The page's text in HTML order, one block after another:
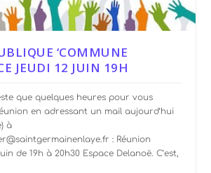
‘COMMUNE
JEUDI 12 JUIN 19H
que quelques heures pour vous
en adressant un mail aujourd’hui
à
: Réunion
de 19h à 20h30 Espace Delanoë. C’est,